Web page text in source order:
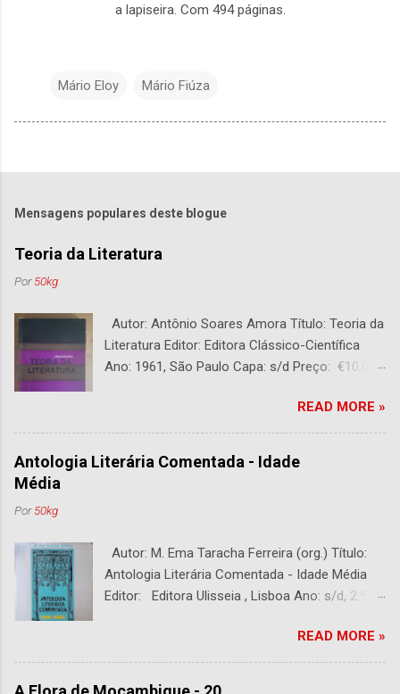
a lapiseira. Com 494 páginas.
Mário Eloy Mário Fiúza
Mensagens populares deste blogue
Teoria da Literatura
Por50kg
Autor: Antônio Soares Amora Título: Teoria da
Literatura Editor: Editora Clássico-Científica
Ano: 1961, São Paulo Capa: s/d Preço: €10,00
READ MORE »
Antologia Literária Comentada - Idade
Média
Por50kg
Autor: M. Ema Taracha Ferreira (org.) Título:
Antologia Literária Comentada - Idade Média
Editor: Editora Ulisseia , Lisboa Ano: s/d, 2.ª
Com alguns sublinhados a lapiseira. Usado.
Com 252 páginas.
READ MORE »